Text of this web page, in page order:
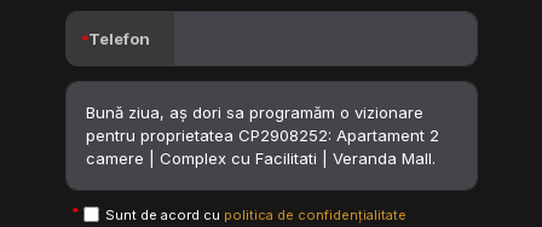
Telefon
Sunt de acord cu politica de confidențialitate